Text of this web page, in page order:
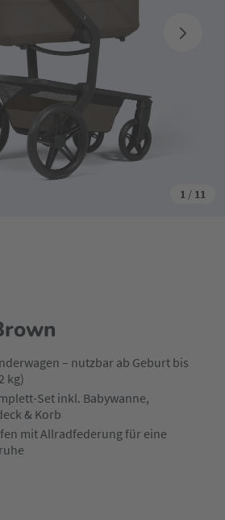
1 / 11
– nutzbar ab Geburt bis
kg)
Set inkl. Babywanne,
& Korb
mit Allradfederung für eine